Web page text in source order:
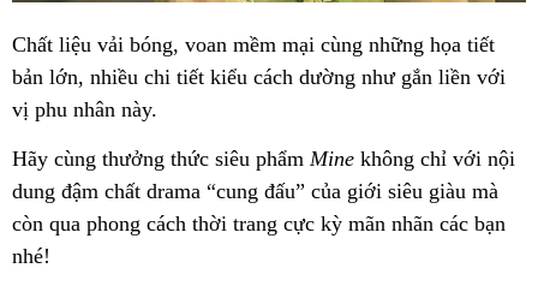
Chất liệu vải bóng, voan mềm mại cùng những họa tiết
bản lớn, nhiều chi tiết kiểu cách dường như gắn liền với
vị phu nhân này.
Hãy cùng thưởng thức siêu phẩm Mine không chỉ với nội
dung đậm chất drama “cung đấu” của giới siêu giàu mà
còn qua phong cách thời trang cực kỳ mãn nhãn các bạn
nhé!